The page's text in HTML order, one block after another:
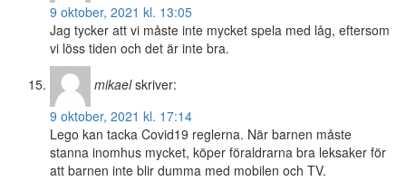
9 oktober, 2021 kl. 13:05
Jag tycker att vi måste inte mycket spela med låg, eftersom
vi löss tiden och det är inte bra.
mikael skriver:
9 oktober, 2021 kl. 17:14
Lego kan tacka Covid19 reglerna. När barnen måste
stanna inomhus mycket, köper föraldrarna bra leksaker för
att barnen inte blir dumma med mobilen och TV.